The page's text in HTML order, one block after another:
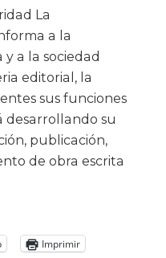
La
a la
a la sociedad
editorial, la
sus funciones
desarrollando su
publicación,
de obra escrita
Imprimir